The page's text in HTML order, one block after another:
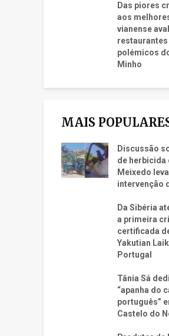
Das piores
aos
vianense
restaurantes
polémicos
Minho
MAIS
Discussão
de herbicida
Meixedo
intervenção
Da Sibéria
a primeira
certificada
Yakutian
Portugal
Tânia Sá
“apanha do
português”
Castelo do